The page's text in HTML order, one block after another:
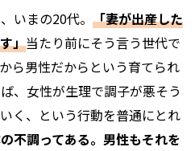
いまの20代。 「妻が出産した
」――当たり前にそう言う世代で
ら男性だからという育てられ
、女性が生理で調子が悪そう
く、という行動を普通にとれ
不調ってある。男性もそれを